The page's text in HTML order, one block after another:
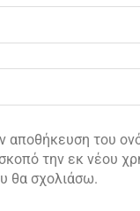
αποθήκευση του
την εκ νέου
θα σχολιάσω.